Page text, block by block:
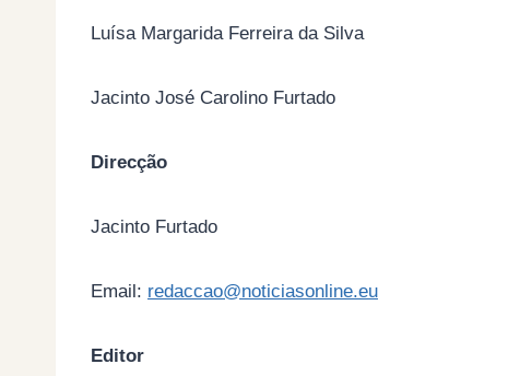
Luísa Margarida Ferreira da Silva
Jacinto José Carolino Furtado
Direcção
Jacinto Furtado
Email: redaccao@noticiasonline.eu
Editor